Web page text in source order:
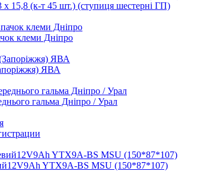
х 15,8 (к-т 45 шт.) (ступиця шестерні ГП)
клеми Дніпро
ЯВА
гальма Дніпро / Урал
YTX9A-BS MSU (150*87*107)